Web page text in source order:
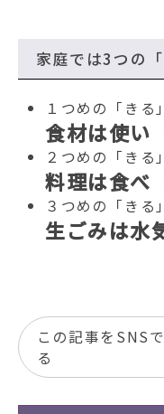
家庭では3つの
１つめの「きる」
食材は使い
２つめの「きる」
料理は食べ
３つめの「きる」
生ごみは水
この記事をSNS
る